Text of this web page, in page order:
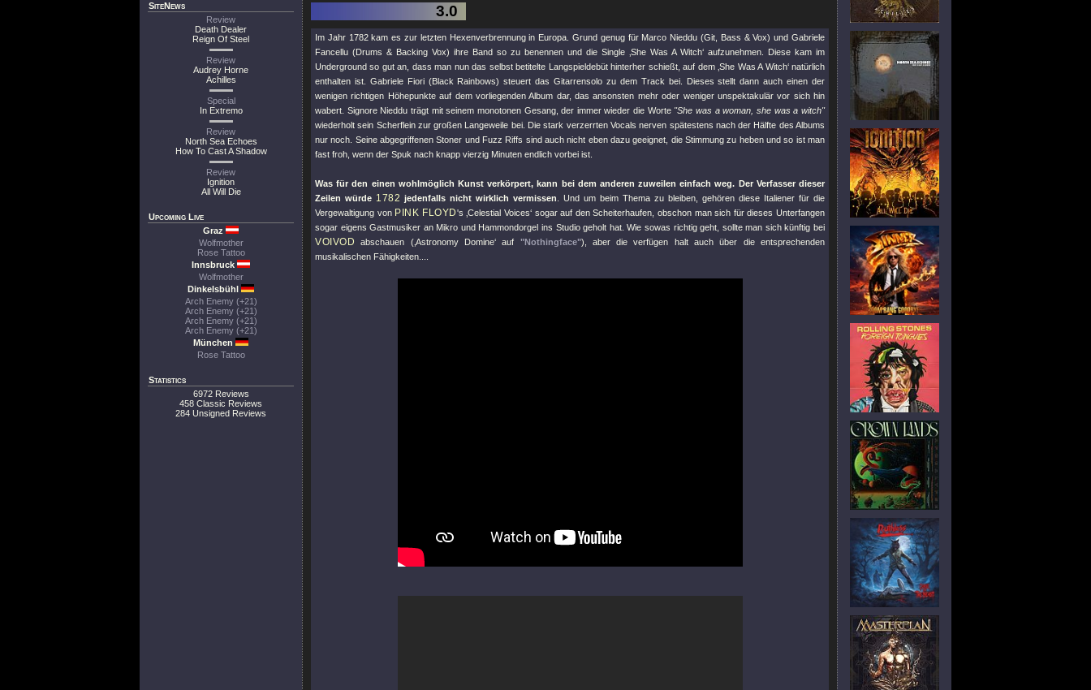
SiteNews
Review
Death Dealer
Reign Of Steel
Review
Audrey Horne
Achilles
Special
In Extremo
Review
North Sea Echoes
How To Cast A Shadow
Review
Ignition
All Will Die
Upcoming Live
Graz
Wolfmother
Rose Tattoo
Innsbruck
Wolfmother
Dinkelsbühl
Arch Enemy (+21)
Arch Enemy (+21)
Arch Enemy (+21)
Arch Enemy (+21)
München
Rose Tattoo
Statistics
6972 Reviews
458 Classic Reviews
284 Unsigned Reviews
3.0
Im Jahr 1782 kam es zur letzten Hexenverbrennung in Europa. Grund genug für Marco Nieddu (Git, Bass & Vox) und Gabriele
Fancellu (Drums & Backing Vox) ihre Band so zu benennen und die Single ‚She Was A Witch‘ aufzunehmen. Diese kam im
Underground so gut an, dass man nun das selbst betitelte Langspieldebüt hinterher schießt, auf dem ‚She Was A Witch‘ natürlich
enthalten ist. Gabriele Fiori (Black Rainbows) steuert das Gitarrensolo zu dem Track bei. Dieses stellt dann auch einen der
wenigen richtigen Höhepunkte auf dem vorliegenden Album dar, das ansonsten mehr oder weniger unspektakulär vor sich hin
wabert. Signore Nieddu trägt mit seinem monotonen Gesang, der immer wieder die Worte "She was a woman, she was a witch"
wiederholt sein Scherflein zur großen Langeweile bei. Die stark verzerrten Vocals nerven spätestens nach der Hälfte des Albums
nur noch. Seine abgegriffenen Stoner und Fuzz Riffs sind auch nicht eben dazu geeignet, die Stimmung zu heben und so ist man
fast froh, wenn der Spuk nach knapp vierzig Minuten endlich vorbei ist.
Was für den einen wohlmöglich Kunst verkörpert, kann bei dem anderen zuweilen einfach weg. Der Verfasser dieser
Zeilen würde 1782 jedenfalls nicht wirklich vermissen . Und um beim Thema zu bleiben, gehören diese Italiener für die
Vergewaltigung von PINK FLOYD's ‚Celestial Voices‘ sogar auf den Scheiterhaufen, obschon man sich für dieses Unterfangen
sogar eigens Gastmusiker an Mikro und Hammondorgel ins Studio geholt hat. Wie sowas richtig geht, sollte man sich künftig bei
VOIVOD abschauen (‚Astronomy Domine‘ auf "Nothingface"), aber die verfügen halt auch über die entsprechenden
musikalischen Fähigkeiten....